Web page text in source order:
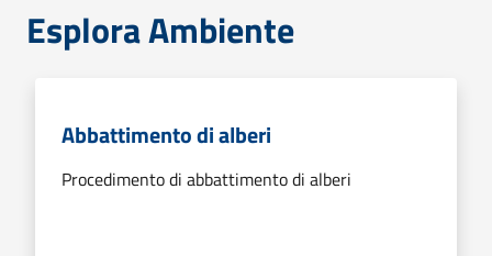
Esplora Ambiente
Abbattimento di alberi
Procedimento di abbattimento di alberi